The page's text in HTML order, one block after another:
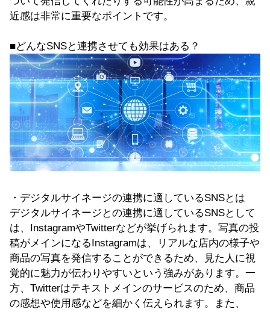
近感は非常に重要なポイントです。
■どんなSNSと連携させても効果はある？
・デジタルサイネージの連携に適しているSNSとは
デジタルサイネージとの連携に適しているSNSとして
は、InstagramやTwitterなどが挙げられます。写真の投
稿がメインになるInstagramは、リアルな店内の様子や
商品の写真を発信することができるため、見た人に視
覚的に魅力が伝わりやすいという強みがあります。一
方、Twitterはテキストメインのサービスのため、商品
の感想や使用感などを細かく伝えられます。また、